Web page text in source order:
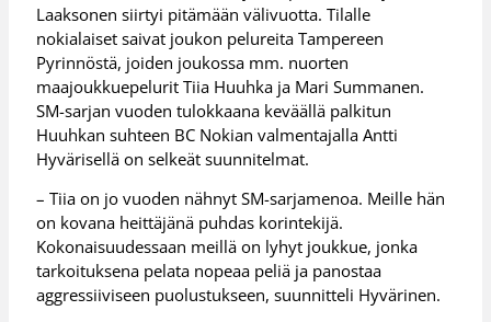
Laaksonen siirtyi pitämään välivuotta. Tilalle
nokialaiset saivat joukon pelureita Tampereen
Pyrinnöstä, joiden joukossa mm. nuorten
maajoukkuepelurit Tiia Huuhka ja Mari Summanen.
SM-sarjan vuoden tulokkaana keväällä palkitun
Huuhkan suhteen BC Nokian valmentajalla Antti
Hyvärisellä on selkeät suunnitelmat.
– Tiia on jo vuoden nähnyt SM-sarjamenoa. Meille hän
on kovana heittäjänä puhdas korintekijä.
Kokonaisuudessaan meillä on lyhyt joukkue, jonka
tarkoituksena pelata nopeaa peliä ja panostaa
aggressiiviseen puolustukseen, suunnitteli Hyvärinen.